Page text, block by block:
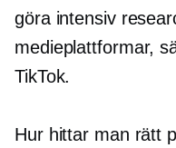
göra intensiv
medieplattformar,
TikTok.
Hur hittar man rätt